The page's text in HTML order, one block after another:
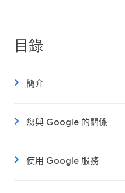
目錄
簡介
您與 Google 的關係
使用 Google 服務